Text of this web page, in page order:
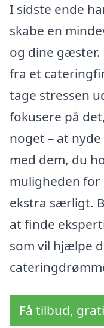
I sidste ende
skabe en
og dine
fra et
tage stressen
fokusere på
noget – at
med dem, du
muligheden
ekstra særligt.
at finde
som vil hjælpe
Få tilbud,